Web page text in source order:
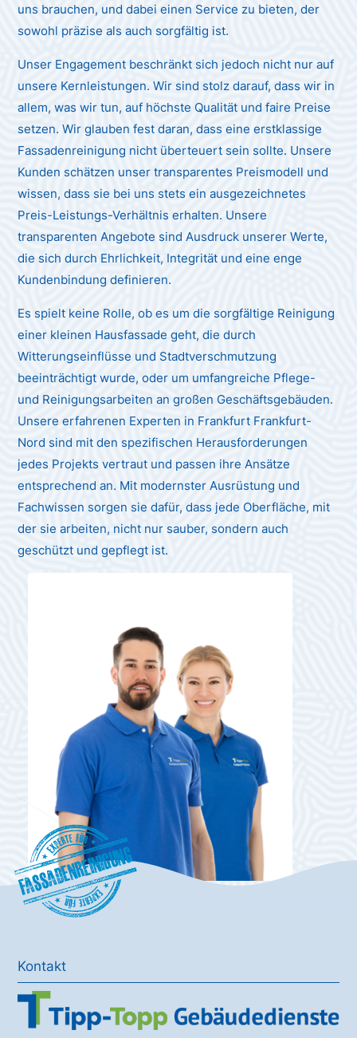
uns brauchen, und dabei einen Service zu bieten, der
sowohl präzise als auch sorgfältig ist.
Unser Engagement beschränkt sich jedoch nicht nur auf
unsere Kernleistungen. Wir sind stolz darauf, dass wir in
allem, was wir tun, auf höchste Qualität und faire Preise
setzen. Wir glauben fest daran, dass eine erstklassige
Fassadenreinigung nicht überteuert sein sollte. Unsere
Kunden schätzen unser transparentes Preismodell und
wissen, dass sie bei uns stets ein ausgezeichnetes
Preis-Leistungs-Verhältnis erhalten. Unsere
transparenten Angebote sind Ausdruck unserer Werte,
die sich durch Ehrlichkeit, Integrität und eine enge
Kundenbindung definieren.
Es spielt keine Rolle, ob es um die sorgfältige Reinigung
einer kleinen Hausfassade geht, die durch
Witterungseinflüsse und Stadtverschmutzung
beeinträchtigt wurde, oder um umfangreiche Pflege-
und Reinigungsarbeiten an großen Geschäftsgebäuden.
Unsere erfahrenen Experten in Frankfurt Frankfurt-
Nord sind mit den spezifischen Herausforderungen
jedes Projekts vertraut und passen ihre Ansätze
entsprechend an. Mit modernster Ausrüstung und
Fachwissen sorgen sie dafür, dass jede Oberfläche, mit
der sie arbeiten, nicht nur sauber, sondern auch
geschützt und gepflegt ist.
Fassadenreinigung
Kontakt